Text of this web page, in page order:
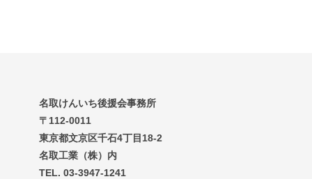
名取けんいち後援会事務所
〒112-0011
東京都文京区千石4丁目18-2
名取工業（株）内
TEL. 03-3947-1241